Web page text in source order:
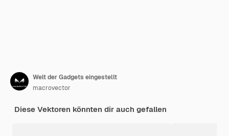
Welt der Gadgets eingestellt
macrovector
Diese Vektoren könnten dir auch gefallen